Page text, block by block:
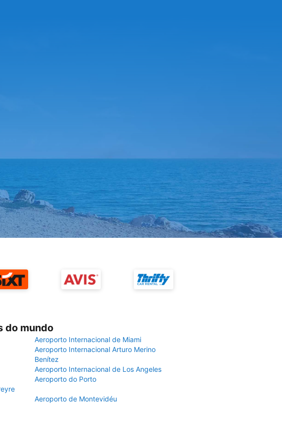
do mundo
Aeroporto Internacional de Miami
Aeroporto Internacional Arturo Merino
Benítez
Aeroporto Internacional de Los Angeles
Aeroporto do Porto
Aeroporto de Montevidéu